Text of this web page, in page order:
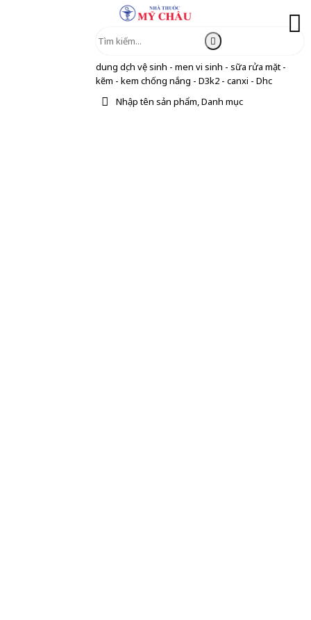
dung dịch vệ sinh - men vi sinh - sữa rửa mặt -
kẽm - kem chống nắng - D3k2 - canxi - Dhc
Nhập tên sản phẩm, Danh mục